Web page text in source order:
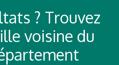
? Trouvez
voisine du